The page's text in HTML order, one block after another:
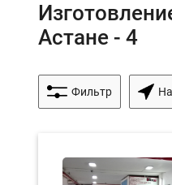
Астане - 4
Фильтр